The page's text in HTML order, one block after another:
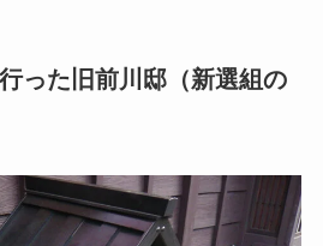
った旧前川邸（新選組の